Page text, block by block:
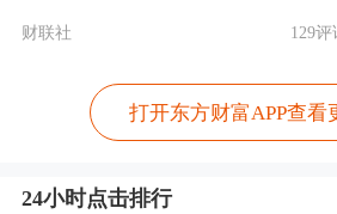
财联社 129评
打开东方财富APP查看
24小时点击排行